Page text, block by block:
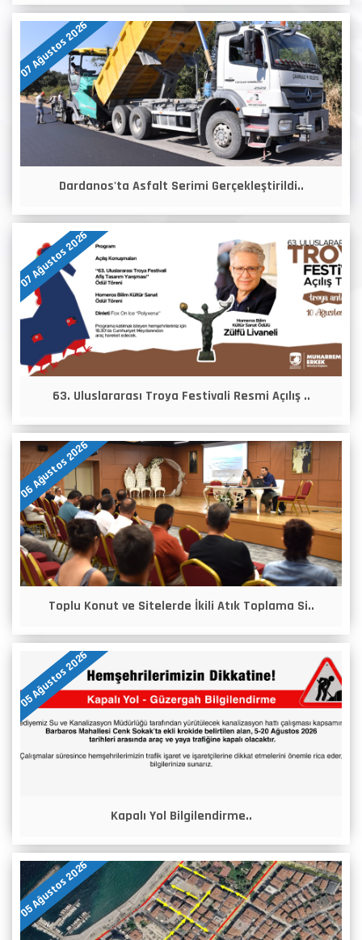
07 Ağustos 2026
Dardanos'ta Asfalt Serimi Gerçekleştirildi..
07 Ağustos 2026
63. Uluslararası Troya Festivali Resmi Açılış ..
06 Ağustos 2026
Toplu Konut ve Sitelerde İkili Atık Toplama Si..
05 Ağustos 2026
Kapalı Yol Bilgilendirme..
05 Ağustos 2026